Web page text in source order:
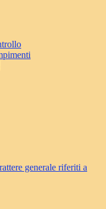
generale riferiti a